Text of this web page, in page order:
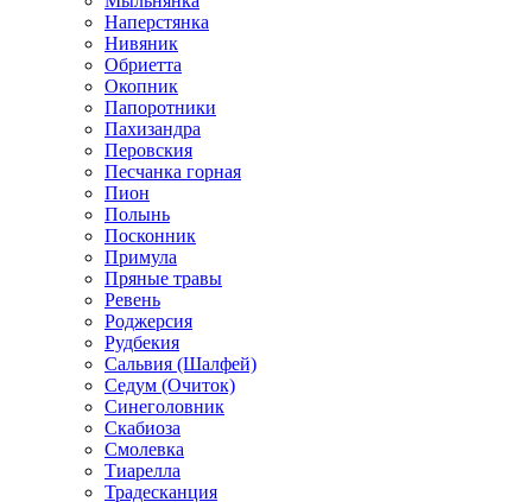
Наперстянка
Нивяник
Обриетта
Окопник
Папоротники
Пахизандра
Перовския
Песчанка горная
Пион
Полынь
Посконник
Примула
Пряные травы
Ревень
Роджерсия
Рудбекия
Сальвия (Шалфей)
Седум (Очиток)
Синеголовник
Скабиоза
Смолевка
Тиарелла
Традесканция